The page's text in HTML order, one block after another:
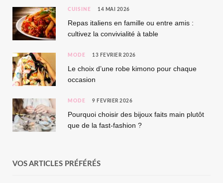
CUISINE 14 MAI 2026
Repas italiens en famille ou entre amis :
cultivez la convivialité à table
MODE 13 FÉVRIER 2026
Le choix d’une robe kimono pour chaque
occasion
MODE 9 FÉVRIER 2026
Pourquoi choisir des bijoux faits main plutôt
que de la fast-fashion ?
VOS ARTICLES PRÉFÉRÉS